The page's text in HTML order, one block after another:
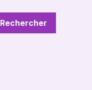
Rechercher